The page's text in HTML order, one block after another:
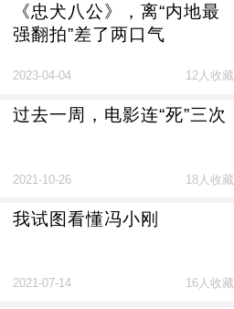
《忠犬八公》，离“内地最
强翻拍”差了两口气
2023-04-04 12人收藏
过去一周，电影连“死”三次
2021-10-26 18人收藏
我试图看懂冯小刚
2021-07-14 16人收藏